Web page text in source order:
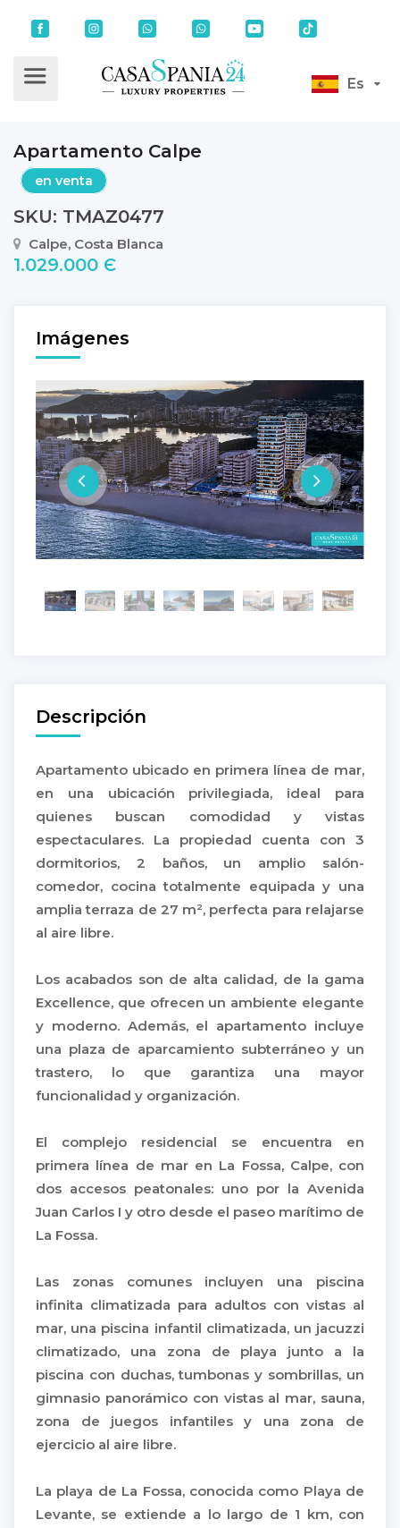
Es
Apartamento Calpe
en venta
SKU: TMAZ0477
Calpe, Costa Blanca
1.029.000 Є
Imágenes
Descripción
Apartamento ubicado en primera línea de mar,
en una ubicación privilegiada, ideal para
quienes buscan comodidad y vistas
espectaculares. La propiedad cuenta con 3
dormitorios, 2 baños, un amplio salón-
comedor, cocina totalmente equipada y una
amplia terraza de 27 m², perfecta para relajarse
al aire libre.
Los acabados son de alta calidad, de la gama
Excellence, que ofrecen un ambiente elegante
y moderno. Además, el apartamento incluye
una plaza de aparcamiento subterráneo y un
trastero, lo que garantiza una mayor
funcionalidad y organización.
El complejo residencial se encuentra en
primera línea de mar en La Fossa, Calpe, con
dos accesos peatonales: uno por la Avenida
Juan Carlos I y otro desde el paseo marítimo de
La Fossa.
Las zonas comunes incluyen una piscina
infinita climatizada para adultos con vistas al
mar, una piscina infantil climatizada, un jacuzzi
climatizado, una zona de playa junto a la
piscina con duchas, tumbonas y sombrillas, un
gimnasio panorámico con vistas al mar, sauna,
zona de juegos infantiles y una zona de
ejercicio al aire libre.
La playa de La Fossa, conocida como Playa de
Levante, se extiende a lo largo de 1 km, con